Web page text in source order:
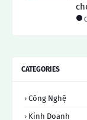
CATEGORIES
Công Nghệ
Kinh Doanh